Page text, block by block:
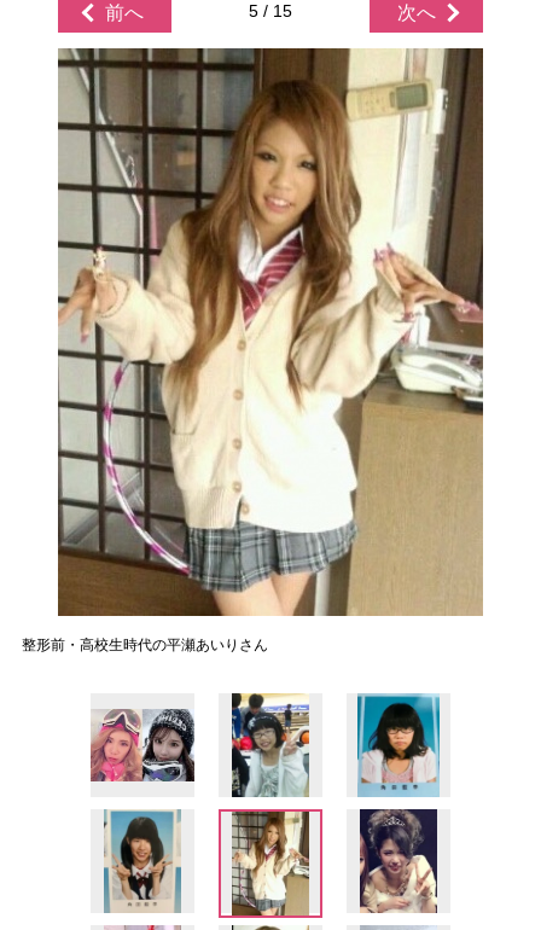
前へ 5 / 15 次へ
整形前・高校生時代の平瀬あいりさん